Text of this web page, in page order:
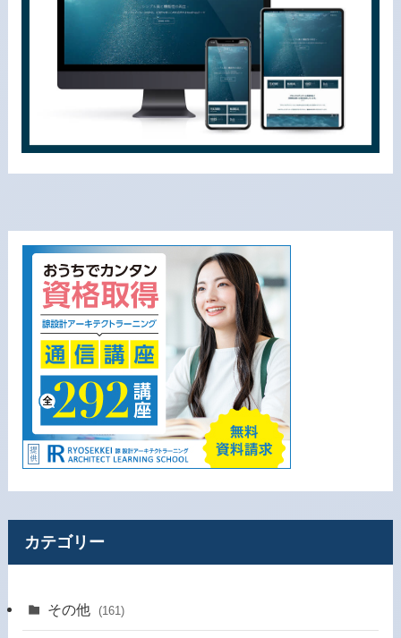
カテゴリー
その他 (161)